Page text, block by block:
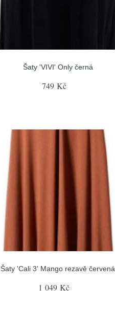
Šaty 'VIVI' Only černá
749 Kč
Šaty 'Cali 3' Mango rezavě červená
1 049 Kč